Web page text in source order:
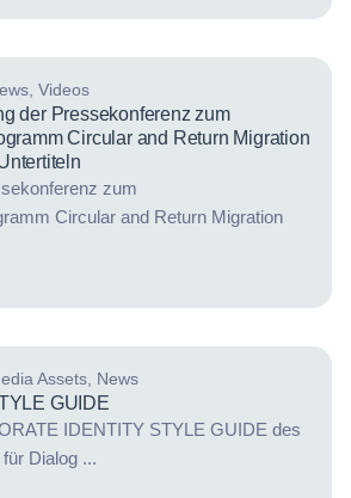
Videos
der Pressekonferenz zum
Circular and Return Migration
zum
Circular and Return Migration
Assets News
GUIDE
IDENTITY STYLE GUIDE des
Dialog ...